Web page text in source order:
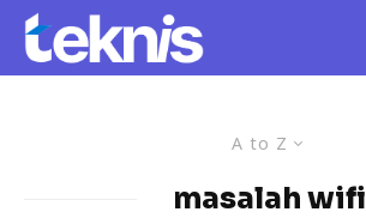
A to Z
masalah wifi